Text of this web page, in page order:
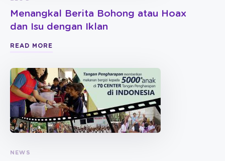
Menangkal Berita Bohong atau Hoax
dan Isu dengan Iklan
READ MORE
NEWS